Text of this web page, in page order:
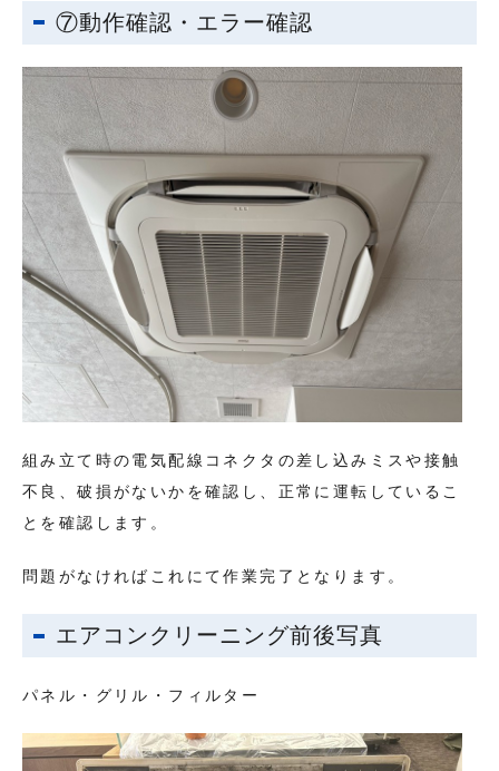
⑦動作確認・エラー確認
組み立て時の電気配線コネクタの差し込みミスや接触
不良、破損がないかを確認し、正常に運転しているこ
とを確認します。
問題がなければこれにて作業完了となります。
エアコンクリーニング前後写真
パネル・グリル・フィルター